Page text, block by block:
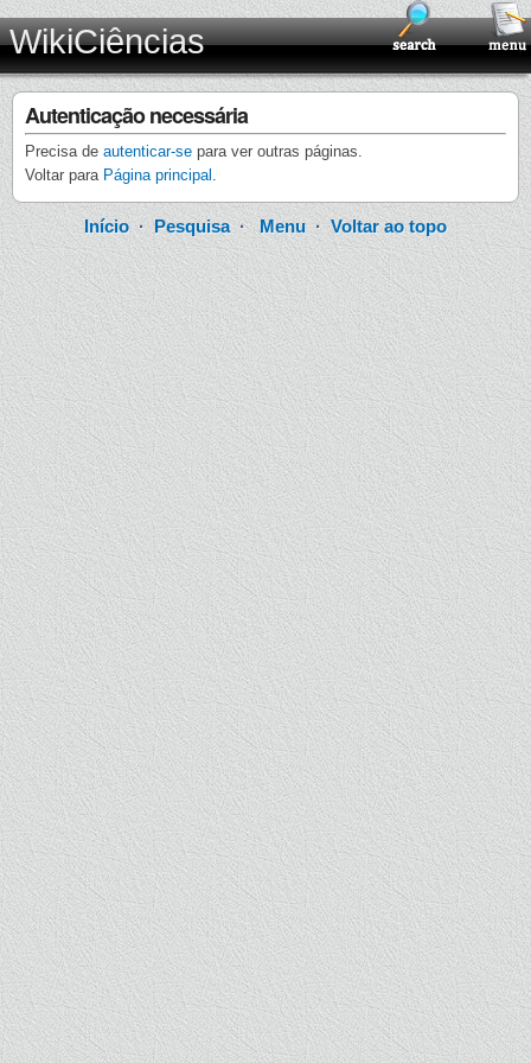
WikiCiências
Autenticação necessária
Precisa de autenticar-se para ver outras páginas.
Voltar para Página principal .
Início · Pesquisa·Menu ·Voltar ao topo